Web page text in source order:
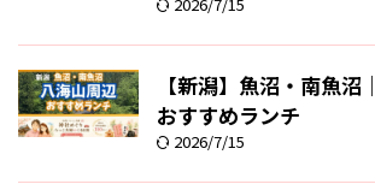
【新潟】魚沼・南魚沼
おすすめランチ
2026/7/15